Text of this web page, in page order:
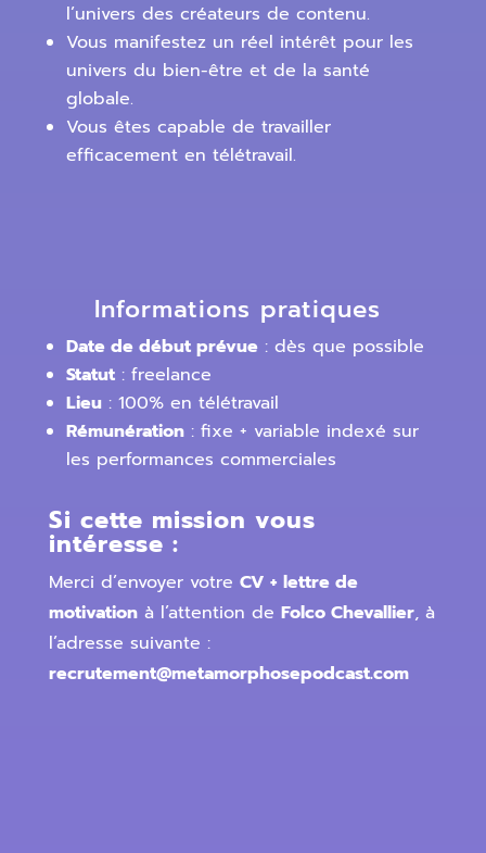
l’univers des créateurs de contenu.
Vous manifestez un réel intérêt pour les
univers du bien-être et de la santé
globale.
Vous êtes capable de travailler
efficacement en télétravail.
Informations pratiques
Date de début prévue: dès que possible
Statut: freelance
Lieu: 100% en télétravail
Rémunération: fixe + variable indexé sur
les performances commerciales
Si cette mission vous
intéresse :
Merci d’envoyer votre CV + lettre de
motivationà l’attention de Folco Chevallier, à
l’adresse suivante :
recrutement@metamorphosepodcast.com